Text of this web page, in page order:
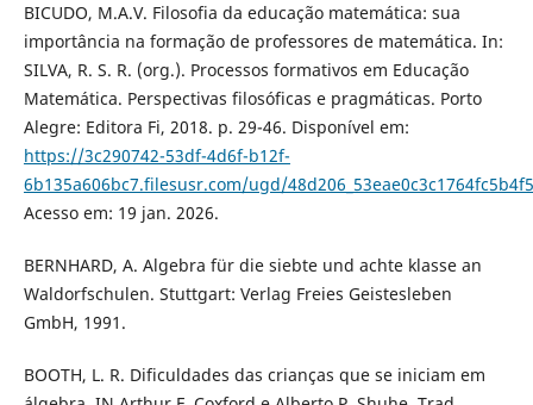
BICUDO, M.A.V. Filosofia da educação matemática: sua
importância na formação de professores de matemática. In:
SILVA, R. S. R. (org.). Processos formativos em Educação
Matemática. Perspectivas filosóficas e pragmáticas. Porto
Alegre: Editora Fi, 2018. p. 29-46. Disponível em:
https://3c290742-53df-4d6f-b12f-
6b135a606bc7.filesusr.com/ugd/
Acesso em: 19 jan. 2026.
BERNHARD, A. Algebra für die siebte und achte klasse an
Waldorfschulen. Stuttgart: Verlag Freies Geistesleben
GmbH, 1991.
BOOTH, L. R. Dificuldades das crianças que se iniciam em